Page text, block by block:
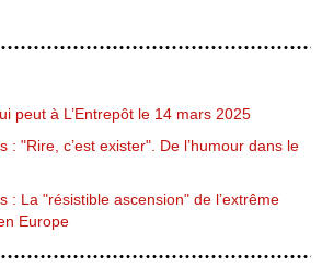
peut à L’Entrepôt le 14 mars 2025
: "Rire, c’est exister". De l’humour dans le
: La "résistible ascension" de l’extrême
Europe